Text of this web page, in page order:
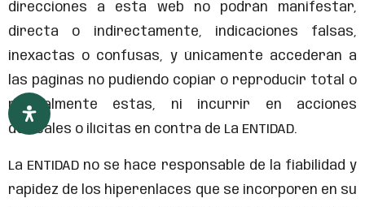
direcciones a esta web no podrán manifestar,
directa o indirectamente, indicaciones falsas,
inexactas o confusas, y únicamente accederán a
las páginas no pudiendo copiar o reproducir total o
parcialmente éstas, ni incurrir en acciones
desleales o ilícitas en contra de La ENTIDAD.
La ENTIDAD no se hace responsable de la fiabilidad y
rapidez de los hiperenlaces que se incorporen en su